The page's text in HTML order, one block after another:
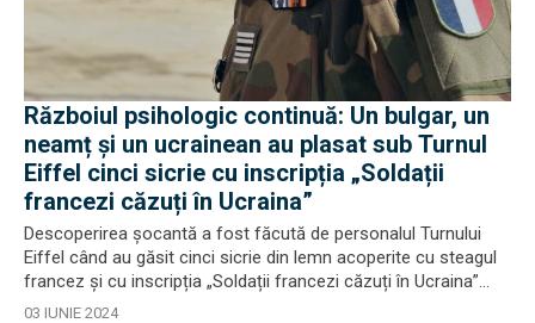
Războiul psihologic continuă: Un bulgar, un
neamț și un ucrainean au plasat sub Turnul
Eiffel cinci sicrie cu inscripția „Soldații
francezi căzuți în Ucraina”
Descoperirea șocantă a fost făcută de personalul Turnului
Eiffel când au găsit cinci sicrie din lemn acoperite cu steagul
francez și cu inscripția „Soldații francezi căzuți în Ucraina”...
03 IUNIE 2024